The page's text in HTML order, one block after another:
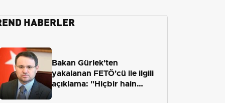
HABERLER
Bakan Gürlek'ten
yakalanan FETÖ'cü ile ilgili
açıklama: "Hiçbir hain